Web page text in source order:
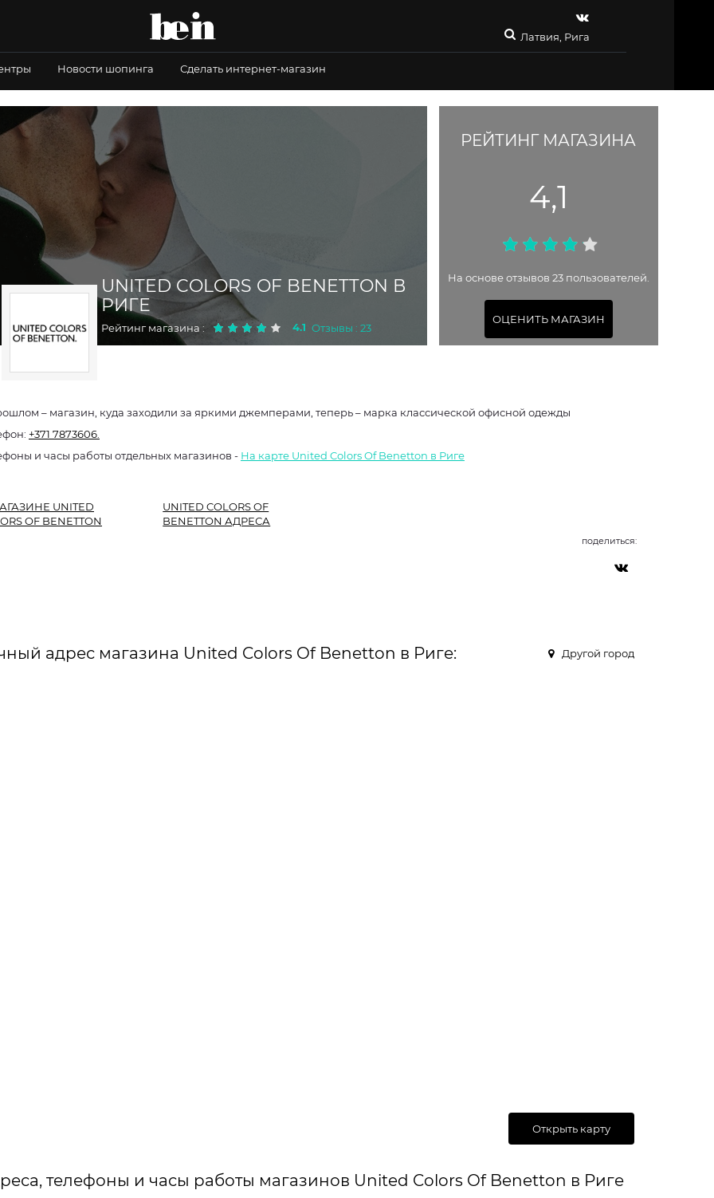
Латвия, Рига
Новости шопинга Сделать интернет-магазин
UNITED COLORS OF BENETTON В
РИГЕ
Рейтинг магазина : 4.1 Отзывы : 23
РЕЙТИНГ МАГАЗИНА
4,1
На основе отзывов 23 пользователей.
ОЦЕНИТЬ МАГАЗИН
– магазин, куда заходили за яркими джемперами, теперь – марка классической офисной одежды
+371 7873606.
и часы работы отдельных магазинов - На карте United Colors Of Benetton в Риге
UNITED
OF BENETTON
UNITED COLORS OF
BENETTON АДРЕСА
поделиться:
адрес магазина United Colors Of Benetton в Риге: Другой город
Открыть карту
телефоны и часы работы магазинов United Colors Of Benetton в Риге